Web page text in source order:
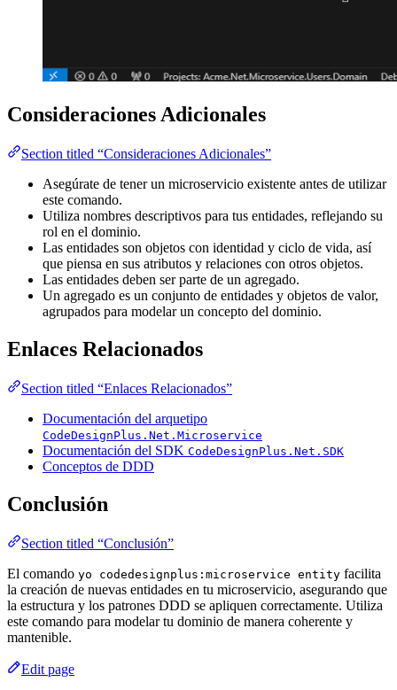
Consideraciones Adicionales
Section titled “Consideraciones Adicionales”
Asegúrate de tener un microservicio existente antes de utilizar
este comando.
Utiliza nombres descriptivos para tus entidades, reflejando su
rol en el dominio.
Las entidades son objetos con identidad y ciclo de vida, así
que piensa en sus atributos y relaciones con otros objetos.
Las entidades deben ser parte de un agregado.
Un agregado es un conjunto de entidades y objetos de valor,
agrupados para modelar un concepto del dominio.
Enlaces Relacionados
Section titled “Enlaces Relacionados”
Documentación del arquetipo
CodeDesignPlus.Net.Microservice
Documentación del SDK CodeDesignPlus.Net.SDK
Conceptos de DDD
Conclusión
Section titled “Conclusión”
El comando yo codedesignplus:microservice entity facilita
la creación de nuevas entidades en tu microservicio, asegurando que
la estructura y los patrones DDD se apliquen correctamente. Utiliza
este comando para modelar tu dominio de manera coherente y
mantenible.
Edit page